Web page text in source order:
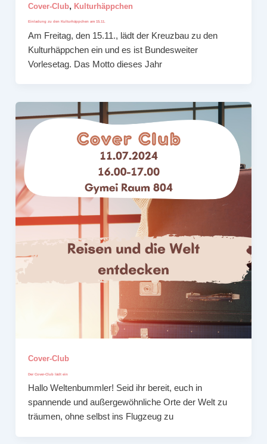
Cover-Club, Kulturhäppchen
Einladung zu den Kulturhäppchen am 15.11.
Am Freitag, den 15.11., lädt der Kreuzbau zu den
Kulturhäppchen ein und es ist Bundesweiter
Vorlesetag. Das Motto dieses Jahr
Cover-Club
Der Cover-Club lädt ein
Hallo Weltenbummler! Seid ihr bereit, euch in
spannende und außergewöhnliche Orte der Welt zu
träumen, ohne selbst ins Flugzeug zu